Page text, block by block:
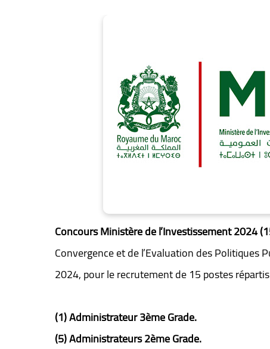
Concours Ministère de l’Investissement 2024
Convergence et de l’Evaluation des Politiques
2024, pour le recrutement de 15 postes
(1) Administrateur 3ème Grade.
(5) Administrateurs 2ème Grade.